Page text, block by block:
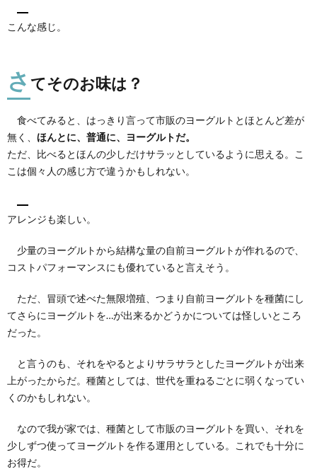
こんな感じ。
さ てそのお味は？
食べてみると、はっきり言って市販のヨーグルトとほとんど差が
無く、 ほんとに、普通に、ヨーグルトだ。
ただ、比べるとほんの少しだけサラッとしているように思える。こ
こは個々人の感じ方で違うかもしれない。
アレンジも楽しい。
少量のヨーグルトから結構な量の自前ヨーグルトが作れるので、
コストパフォーマンスにも優れていると言えそう。
ただ、冒頭で述べた無限増殖、つまり自前ヨーグルトを種菌にし
てさらにヨーグルトを…が出来るかどうかについては怪しいところ
だった。
と言うのも、それをやるとよりサラサラとしたヨーグルトが出来
上がったからだ。種菌としては、世代を重ねるごとに弱くなってい
くのかもしれない。
なので我が家では、種菌として市販のヨーグルトを買い、それを
少しずつ使ってヨーグルトを作る運用としている。これでも十分に
お得だ。